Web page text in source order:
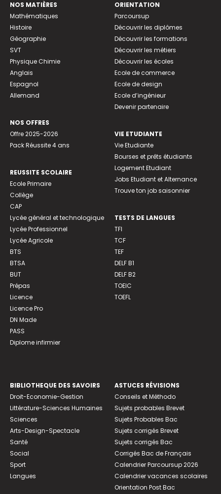
NOS MATIÈRES
Mathématiques
Histoire
Géographie
SVT
Physique Chimie
Anglais
Espagnol
Allemand
NOS OFFRES
Offre 2025-2026
Pack Réussite 4 ans
REUSSITE SCOLAIRE
Ecole Primaire
Collège
CAP
Lycée général et technologique
Lycée Professionnel
Lycée Agricole
BTS
BTSA
BUT
Prépas
Licence
Licence Pro
DN Made
PASS
Diplome infirmier
ORIENTATION
Parcoursup
Découvrir les diplômes
Découvrir les formations
Découvrir les métiers
Découvrir les écoles
Ecole de commerce
Ecole de design
Ecole d’ingénieur
Devenir partenaire
VIE ETUDIANTE
Vie Etudiante
Bourses et prêts étudiants
Logement Etudiant
Jobs Etudiant et Alternance
Trouve ton job saisonnier
TESTS DE LANGUES
TFI
TCF
TEF
DELF B1
DELF B2
TOEIC
TOEFL
BIBLIOTHEQUE DES SAVOIRS
Droit-Economie-Gestion
Littérature-Sciences Humaines
Sciences
Arts-Design-Spectacle
Santé
Social
Sport
Langues
ASTUCES RÉVISIONS
Conseils et Méthodo
Sujets probables Brevet
Sujets Probables Bac
Sujets corrigés Brevet
Sujets corrigés Bac
Corrigés Bac de Français
Calendrier Parcoursup 2026
Calendrier vacances scolaires
Orientation Post Bac